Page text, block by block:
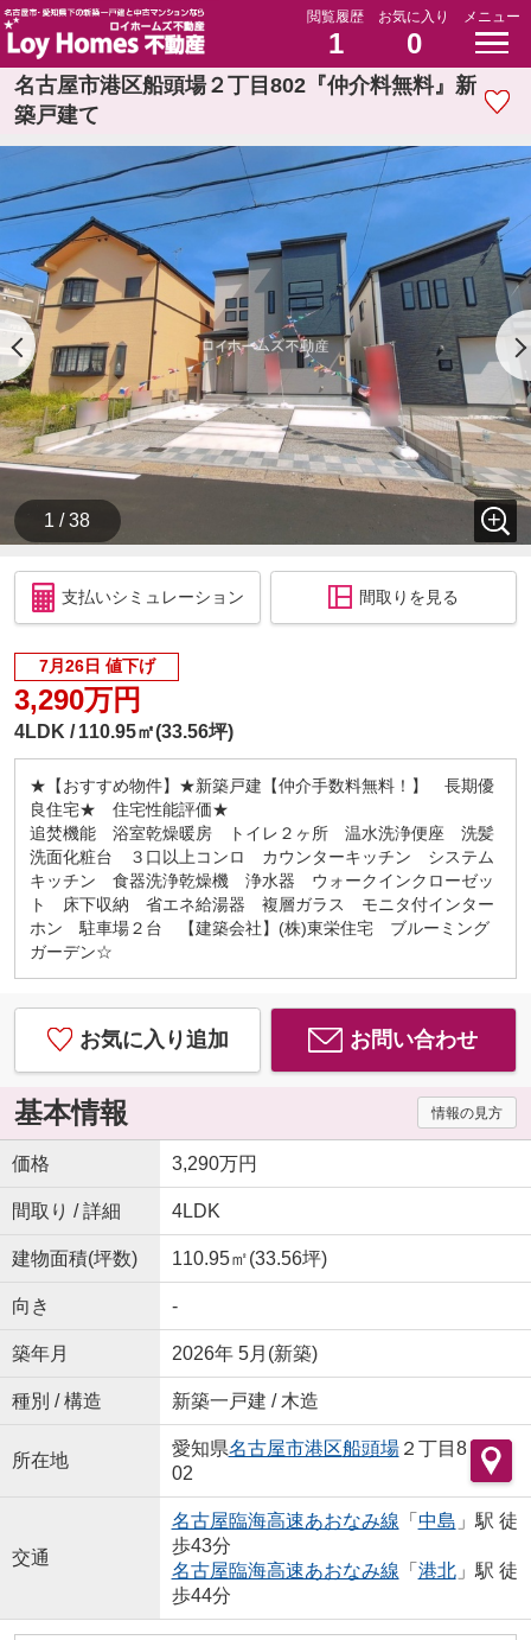
閲覧履歴
1
お気に入り
0
メニュー
名古屋市港区船頭場２丁目802『仲介料無料』新
築戸建て
1 / 38
支払いシミュレーション 間取りを見る
7月26日 値下げ
3,290万円
4LDK 110.95㎡(33.56坪)
★【おすすめ物件】★新築戸建【仲介手数料無料！】 長期優
良住宅★ 住宅性能評価★
追焚機能 浴室乾燥暖房 トイレ２ヶ所 温水洗浄便座 洗髪
洗面化粧台 ３口以上コンロ カウンターキッチン システム
キッチン 食器洗浄乾燥機 浄水器 ウォークインクローゼッ
ト 床下収納 省エネ給湯器 複層ガラス モニタ付インター
ホン 駐車場２台 【建築会社】(株)東栄住宅 ブルーミング
ガーデン☆
お気に入り追加 お問い合わせ
基本情報 情報の見方
価格 3,290万円
間取り / 詳細 4LDK
建物面積(坪数) 110.95㎡(33.56坪)
向き -
築年月 2026年 5月(新築)
種別 / 構造 新築一戸建 / 木造
所在地
愛知県名古屋市港区船頭場２丁目8
02
交通
名古屋臨海高速あおなみ線 「 中島 」駅 徒
歩43分
名古屋臨海高速あおなみ線 「 港北」駅 徒
歩44分